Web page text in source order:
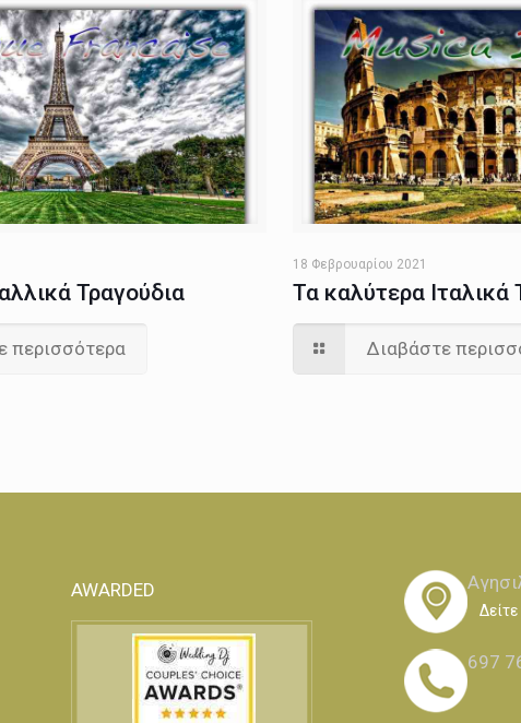
Τραγούδια
περισσότερα
18 Φεβρουαρίου 2021
Τα καλύτερα Ιταλικά
Διαβάστε
AWARDED
697